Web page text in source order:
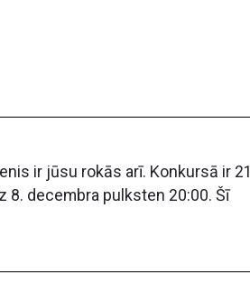
ir jūsu rokās arī. Konkursā ir 21
8. decembra pulksten 20:00. Šī